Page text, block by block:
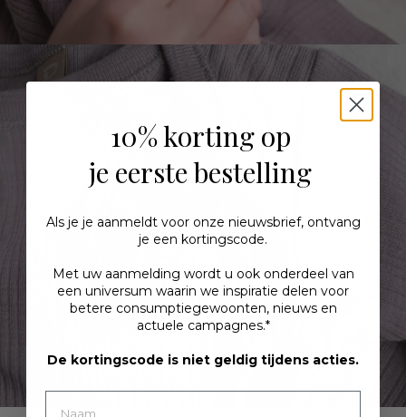
10% korting op
je eerste bestelling
Als je je aanmeldt voor onze nieuwsbrief, ontvang
je een kortingscode.
Met uw aanmelding wordt u ook onderdeel van
een universum waarin we inspiratie delen voor
betere consumptiegewoonten, nieuws en
actuele campagnes.*
De kortingscode is niet geldig tijdens acties.